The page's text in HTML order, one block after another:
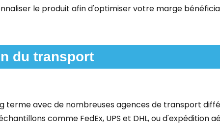
le produit afin d'optimiser votre marge
du transport
terme avec de nombreuses agences de transport
comme FedEx, UPS et DHL, ou d'expédition